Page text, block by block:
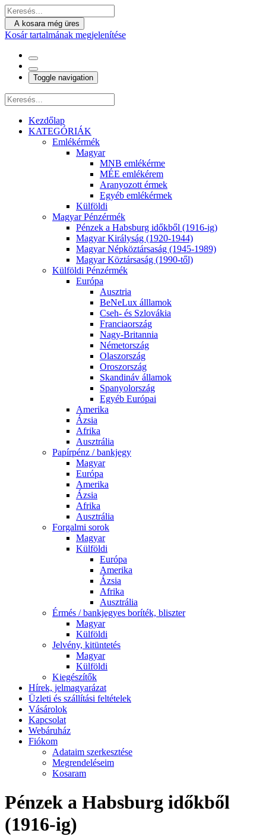
A kosara még üres
Kosár tartalmának megjelenítése
Toggle navigation
Kezdőlap
KATEGÓRIÁK
Emlékérmék
Magyar
MNB emlékérme
MÉE emlékérem
Aranyozott érmek
Egyéb emlékérmek
Külföldi
Magyar Pénzérmék
Pénzek a Habsburg időkből (1916-ig)
Magyar Királyság (1920-1944)
Magyar Népköztársaság (1945-1989)
Magyar Köztársaság (1990-től)
Külföldi Pénzérmék
Európa
Ausztria
BeNeLux álllamok
Cseh- és Szlovákia
Franciaország
Nagy-Britannia
Németország
Olaszország
Oroszország
Skandináv államok
Spanyolország
Egyéb Európai
Amerika
Ázsia
Afrika
Ausztrália
Papírpénz / bankjegy
Magyar
Európa
Amerika
Ázsia
Afrika
Ausztrália
Forgalmi sorok
Magyar
Külföldi
Európa
Amerika
Ázsia
Afrika
Ausztrália
Érmés / bankjegyes boríték, bliszter
Magyar
Külföldi
Jelvény, kitüntetés
Magyar
Külföldi
Kiegészítők
Hírek, jelmagyarázat
Üzleti és szállítási feltételek
Vásárolok
Kapcsolat
Webáruház
Fiókom
Adataim szerkesztése
Megrendeléseim
Kosaram
Pénzek a Habsburg időkből
(1916-ig)